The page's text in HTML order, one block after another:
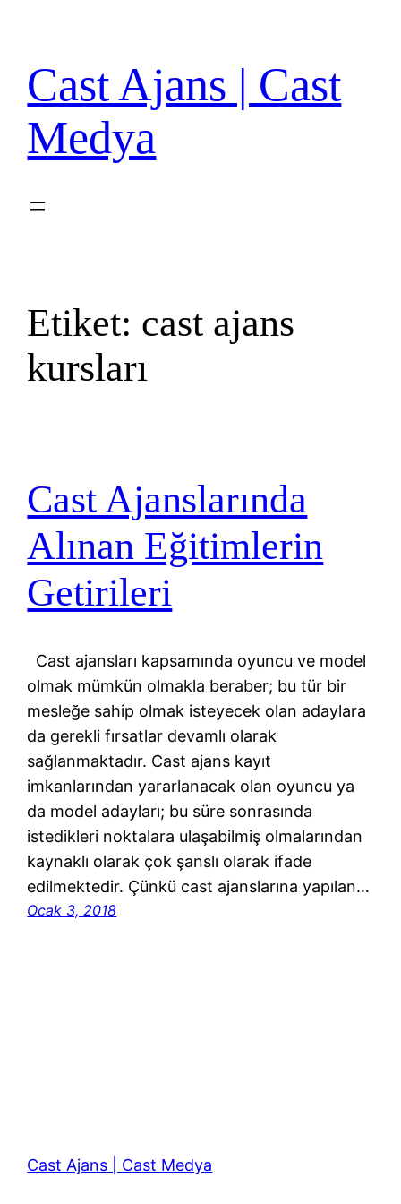
Cast Ajans | Cast
Medya
Etiket: cast ajans
kursları
Cast Ajanslarında
Alınan Eğitimlerin
Getirileri
Cast ajansları kapsamında oyuncu ve model
olmak mümkün olmakla beraber; bu tür bir
mesleğe sahip olmak isteyecek olan adaylara
da gerekli fırsatlar devamlı olarak
sağlanmaktadır. Cast ajans kayıt
imkanlarından yararlanacak olan oyuncu ya
da model adayları; bu süre sonrasında
istedikleri noktalara ulaşabilmiş olmalarından
kaynaklı olarak çok şanslı olarak ifade
edilmektedir. Çünkü cast ajanslarına yapılan…
Ocak 3, 2018
Cast Ajans | Cast Medya